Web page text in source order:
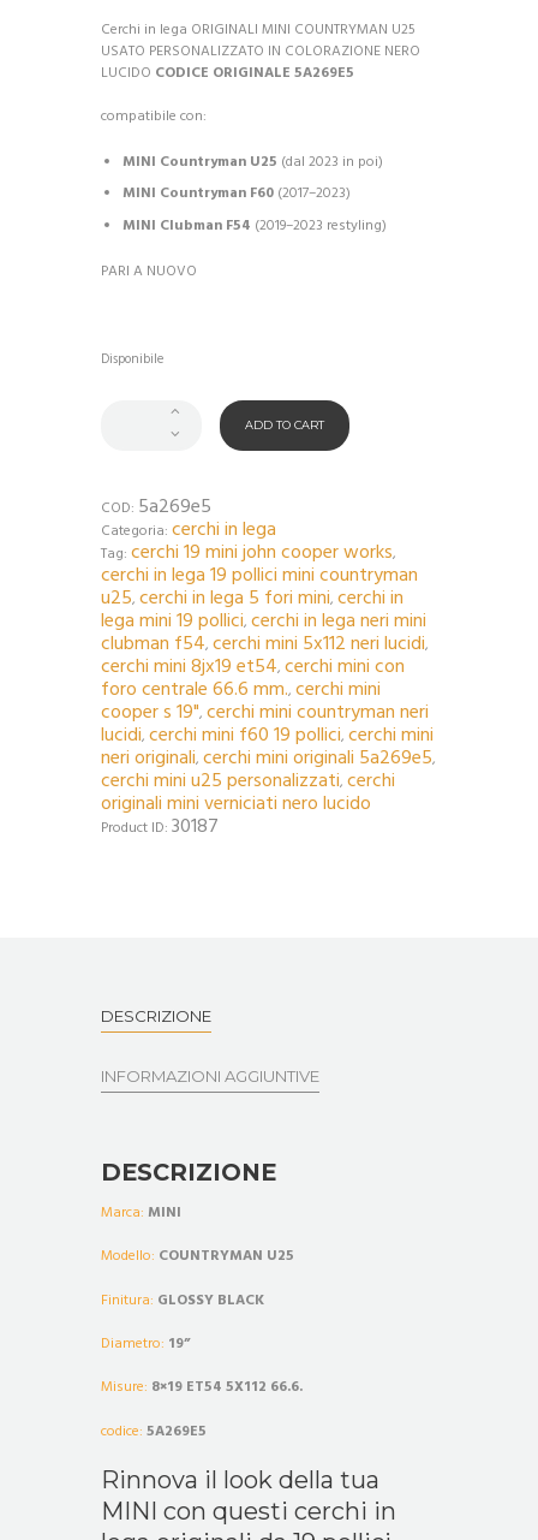
Cerchi in lega ORIGINALI MINI COUNTRYMAN U25
USATO PERSONALIZZATO IN COLORAZIONE NERO
LUCIDO CODICE ORIGINALE 5A269E5
compatibile con:
MINI Countryman U25 (dal 2023 in poi)
MINI Countryman F60 (2017–2023)
MINI Clubman F54 (2019–2023 restyling)
PARI A NUOVO
Disponibile
ADD TO CART
COD: 5a269e5
Categoria: cerchi in lega
Tag: cerchi 19 mini john cooper works,
cerchi in lega 19 pollici mini countryman
u25, cerchi in lega 5 fori mini, cerchi in
lega mini 19 pollici, cerchi in lega neri mini
clubman f54, cerchi mini 5x112 neri lucidi,
cerchi mini 8jx19 et54, cerchi mini con
foro centrale 66.6 mm., cerchi mini
cooper s 19", cerchi mini countryman neri
lucidi, cerchi mini f60 19 pollici, cerchi mini
neri originali, cerchi mini originali 5a269e5,
cerchi mini u25 personalizzati, cerchi
originali mini verniciati nero lucido
Product ID: 30187
DESCRIZIONE
INFORMAZIONI AGGIUNTIVE
DESCRIZIONE
Marca: MINI
Modello: COUNTRYMAN U25
Finitura: GLOSSY BLACK
Diametro: 19”
Misure: 8×19 ET54 5X112 66.6.
codice: 5A269E5
Rinnova il look della tua
MINI con questi cerchi in